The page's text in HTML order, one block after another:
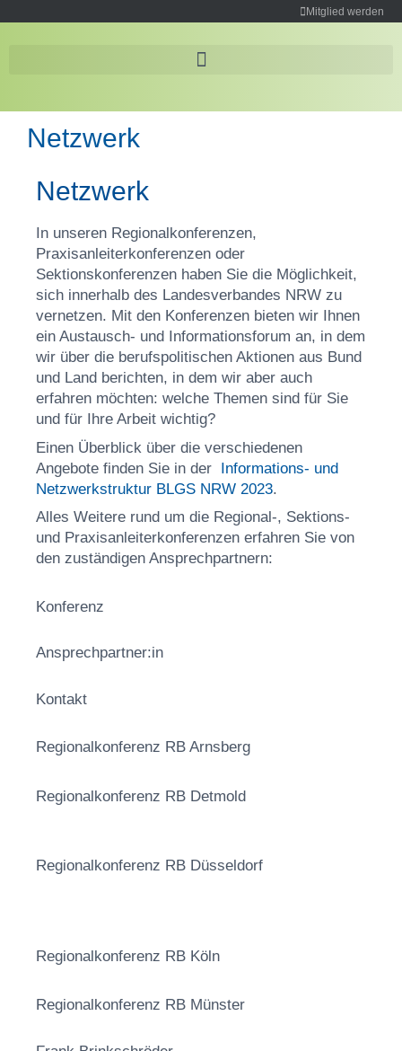
Mitglied werden
Netzwerk
Netzwerk
In unseren Regionalkonferenzen,
Praxisanleiterkonferenzen oder
Sektionskonferenzen haben Sie die Möglichkeit,
sich innerhalb des Landesverbandes NRW zu
vernetzen. Mit den Konferenzen bieten wir Ihnen
ein Austausch- und Informationsforum an, in dem
wir über die berufspolitischen Aktionen aus Bund
und Land berichten, in dem wir aber auch
erfahren möchten: welche Themen sind für Sie
und für Ihre Arbeit wichtig?
Einen Überblick über die verschiedenen
Angebote finden Sie in der Informations- und
Netzwerkstruktur BLGS NRW 2023.
Alles Weitere rund um die Regional-, Sektions-
und Praxisanleiterkonferenzen erfahren Sie von
den zuständigen Ansprechpartnern:
Konferenz
Ansprechpartner:in
Kontakt
Regionalkonferenz RB Arnsberg
Regionalkonferenz RB Detmold
Regionalkonferenz RB Düsseldorf
Regionalkonferenz RB Köln
Regionalkonferenz RB Münster